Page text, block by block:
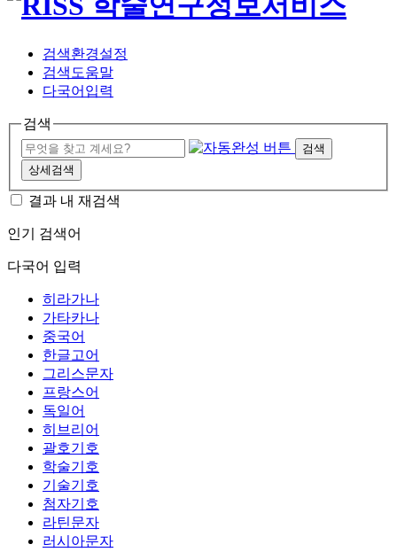
검색환경설정
검색도움말
다국어입력
검색
검색
상세검색
결과 내 재검색
인기 검색어
다국어 입력
히라가나
가타카나
중국어
한글고어
그리스문자
프랑스어
독일어
히브리어
괄호기호
학술기호
기술기호
첨자기호
라틴문자
러시아문자